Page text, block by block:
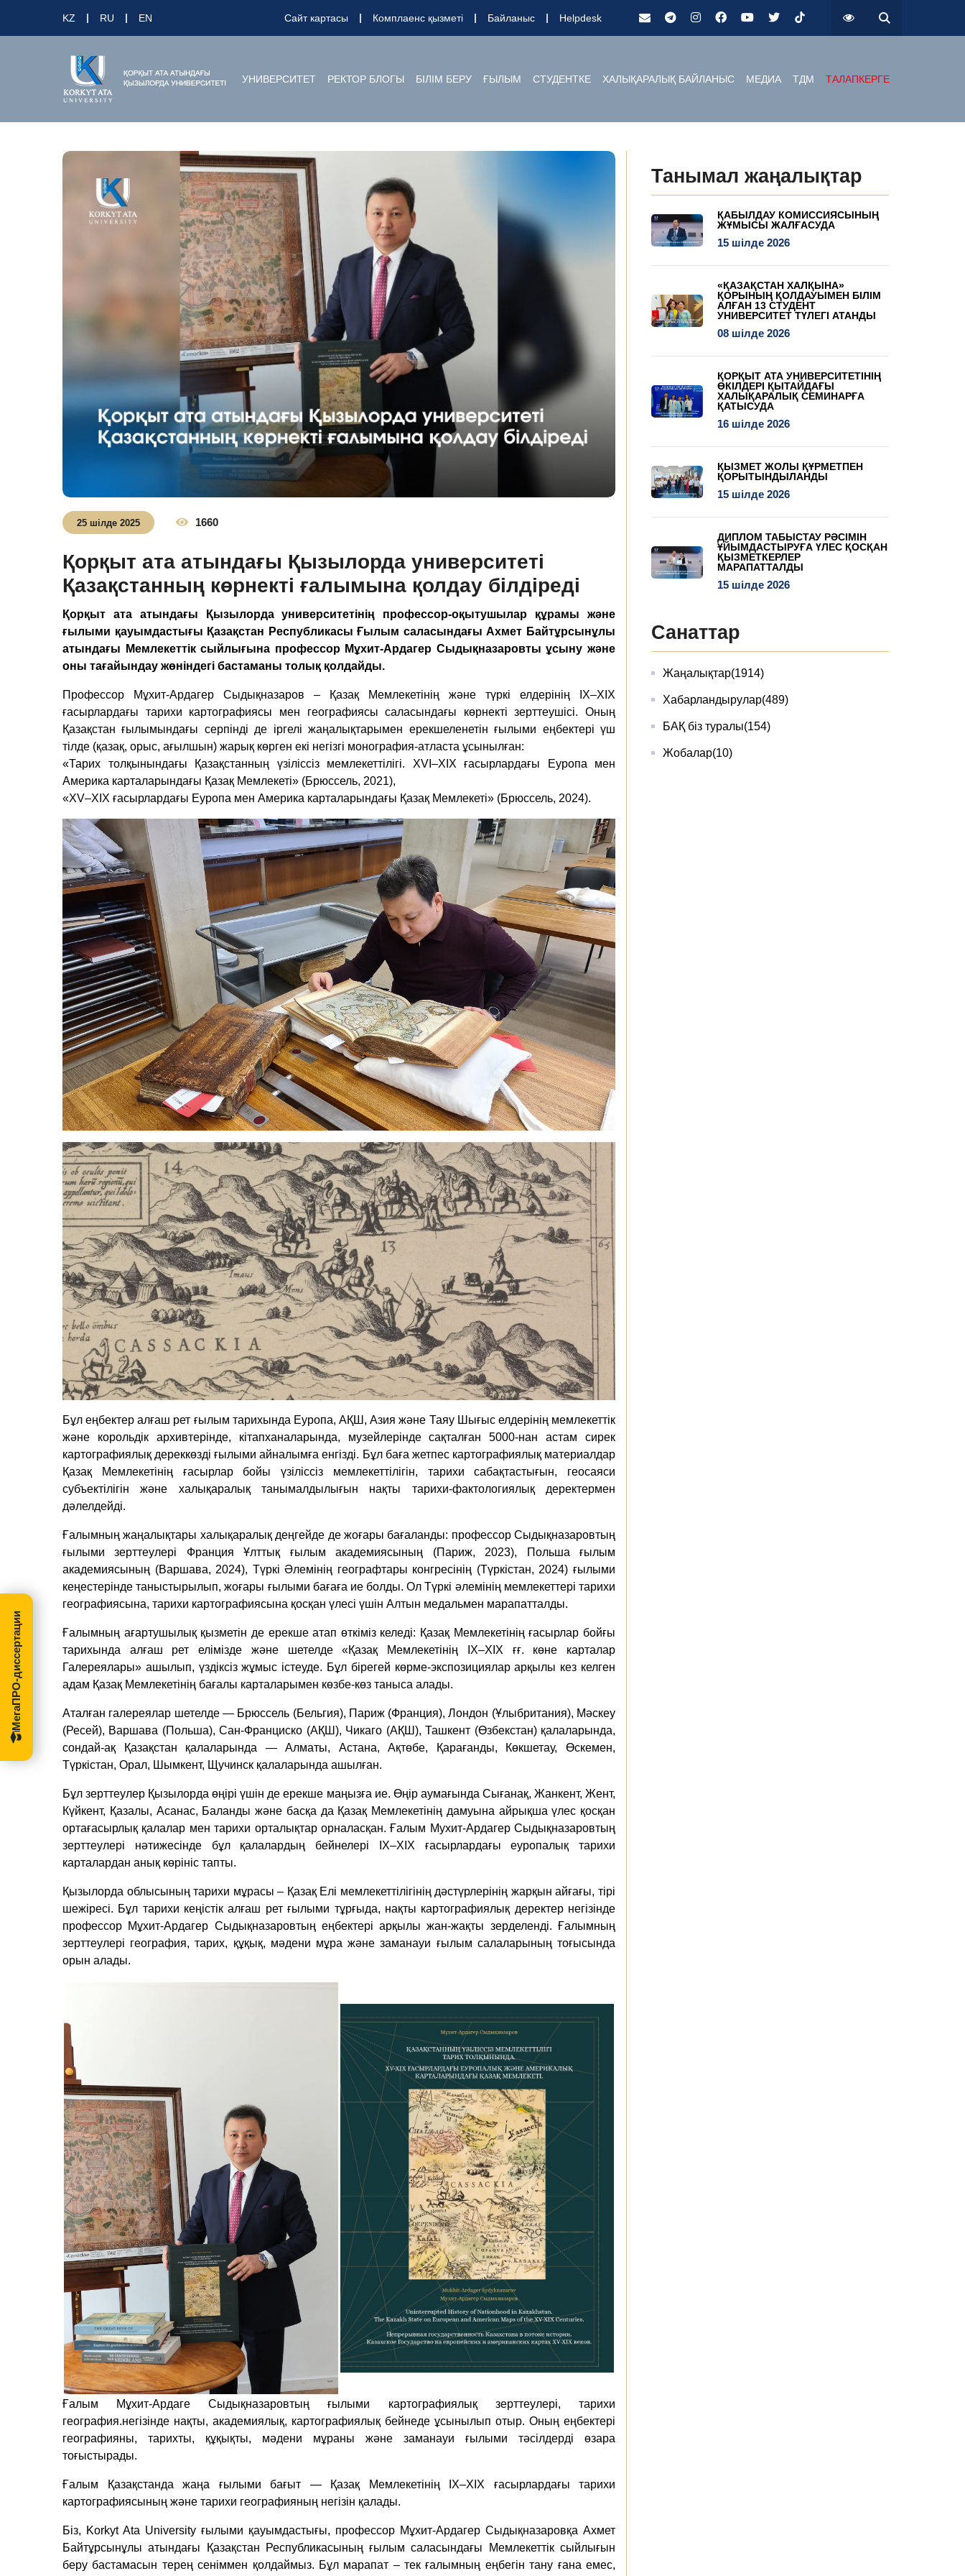
KZ RU EN Сайт картасы Комплаенс қызметі Байланыс Helpdesk
УНИВЕРСИТЕТ РЕКТОР БЛОГЫ БІЛІМ БЕРУ ҒЫЛЫМ СТУДЕНТКЕ ХАЛЫҚАРАЛЫҚ БАЙЛАНЫС МЕДИА ТДМ ТАЛАПКЕРГЕ
25 шілде 2025 1660
Қорқыт ата атындағы Қызылорда университеті
Қазақстанның көрнекті ғалымына қолдау білдіреді
Қорқыт ата атындағы Қызылорда университетінің профессор-оқытушылар құрамы және
ғылыми қауымдастығы Қазақстан Республикасы Ғылым саласындағы Ахмет Байтұрсынұлы
атындағы Мемлекеттік сыйлығына профессор Мұхит-Ардагер Сыдықназаровты ұсыну және
оны тағайындау жөніндегі бастаманы толық қолдайды.
Профессор Мұхит-Ардагер Сыдықназаров – Қазақ Мемлекетінің және түркі елдерінің IX–XIX
ғасырлардағы тарихи картографиясы мен географиясы саласындағы көрнекті зерттеушісі. Оның
Қазақстан ғылымындағы серпінді де іргелі жаңалықтарымен ерекшеленетін ғылыми еңбектері үш
тілде (қазақ, орыс, ағылшын) жарық көрген екі негізгі монография-атласта ұсынылған:
«Тарих толқынындағы Қазақстанның үзіліссіз мемлекеттілігі. XVI–XIX ғасырлардағы Еуропа мен
Америка карталарындағы Қазақ Мемлекеті» (Брюссель, 2021),
«XV–XIX ғасырлардағы Еуропа мен Америка карталарындағы Қазақ Мемлекеті» (Брюссель, 2024).
Бұл еңбектер алғаш рет ғылым тарихында Еуропа, АҚШ, Азия және Таяу Шығыс елдерінің мемлекеттік
және корольдік архивтерінде, кітапханаларында, музейлерінде сақталған 5000-нан астам сирек
картографиялық дереккөзді ғылыми айналымға енгізді. Бұл баға жетпес картографиялық материалдар
Қазақ Мемлекетінің ғасырлар бойы үзіліссіз мемлекеттілігін, тарихи сабақтастығын, геосаяси
субъектілігін және халықаралық танымалдылығын нақты тарихи-фактологиялық деректермен
дәлелдейді.
Ғалымның жаңалықтары халықаралық деңгейде де жоғары бағаланды: профессор Сыдықназаровтың
ғылыми зерттеулері Франция Ұлттық ғылым академиясының (Париж, 2023), Польша ғылым
академиясының (Варшава, 2024), Түркі Әлемінің географтары конгресінің (Түркістан, 2024) ғылыми
кеңестерінде таныстырылып, жоғары ғылыми бағаға ие болды. Ол Түркі әлемінің мемлекеттері тарихи
географиясына, тарихи картографиясына қосқан үлесі үшін Алтын медальмен марапатталды.
Ғалымның ағартушылық қызметін де ерекше атап өткіміз келеді: Қазақ Мемлекетінің ғасырлар бойғы
тарихында алғаш рет елімізде және шетелде «Қазақ Мемлекетінің IX–XIX ғғ. көне карталар
Галереялары» ашылып, үздіксіз жұмыс істеуде. Бұл бірегей көрме-экспозициялар арқылы кез келген
адам Қазақ Мемлекетінің бағалы карталарымен көзбе-көз таныса алады.
Аталған галереялар шетелде — Брюссель (Бельгия), Париж (Франция), Лондон (Ұлыбритания), Мәскеу
(Ресей), Варшава (Польша), Сан-Франциско (АҚШ), Чикаго (АҚШ), Ташкент (Өзбекстан) қалаларында,
сондай-ақ Қазақстан қалаларында — Алматы, Астана, Ақтөбе, Қарағанды, Көкшетау, Өскемен,
Түркістан, Орал, Шымкент, Щучинск қалаларында ашылған.
Бұл зерттеулер Қызылорда өңірі үшін де ерекше маңызға ие. Өңір аумағында Сығанақ, Жанкент, Жент,
Күйкент, Қазалы, Асанас, Баланды және басқа да Қазақ Мемлекетінің дамуына айрықша үлес қосқан
ортағасырлық қалалар мен тарихи орталықтар орналасқан. Ғалым Мухит-Ардагер Сыдықназаровтың
зерттеулері нәтижесінде бұл қалалардың бейнелері IX–XIX ғасырлардағы еуропалық тарихи
карталардан анық көрініс тапты.
Қызылорда облысының тарихи мұрасы – Қазақ Елі мемлекеттілігінің дәстүрлерінің жарқын айғағы, тірі
шежіресі. Бұл тарихи кеңістік алғаш рет ғылыми тұрғыда, нақты картографиялық деректер негізінде
профессор Мұхит-Ардагер Сыдықназаровтың еңбектері арқылы жан-жақты зерделенді. Ғалымның
зерттеулері география, тарих, құқық, мәдени мұра және заманауи ғылым салаларының тоғысында
орын алады.
Ғалым Мұхит-Ардаге Сыдықназаровтың ғылыми картографиялық зерттеулері, тарихи
география.негізінде нақты, академиялық, картографиялық бейнеде ұсынылып отыр. Оның еңбектері
географияны, тарихты, құқықты, мәдени мұраны және заманауи ғылыми тәсілдерді өзара
тоғыстырады.
Ғалым Қазақстанда жаңа ғылыми бағыт — Қазақ Мемлекетінің IX–XIX ғасырлардағы тарихи
картографиясының және тарихи географияның негізін қалады.
Біз, Korkyt Ata University ғылыми қауымдастығы, профессор Мұхит-Ардагер Сыдықназаровқа Ахмет
Байтұрсынұлы атындағы Қазақстан Республикасының ғылым саласындағы Мемлекеттік сыйлығын
беру бастамасын терең сеніммен қолдаймыз. Бұл марапат – тек ғалымның еңбегін тану ғана емес,
Танымал жаңалықтар
ҚАБЫЛДАУ КОМИССИЯСЫНЫҢ
ЖҰМЫСЫ ЖАЛҒАСУДА
15 шілде 2026
«ҚАЗАҚСТАН ХАЛҚЫНА»
ҚОРЫНЫҢ ҚОЛДАУЫМЕН БІЛІМ
АЛҒАН 13 СТУДЕНТ
УНИВЕРСИТЕТ ТҮЛЕГІ АТАНДЫ
08 шілде 2026
ҚОРҚЫТ АТА УНИВЕРСИТЕТІНІҢ
ӨКІЛДЕРІ ҚЫТАЙДАҒЫ
ХАЛЫҚАРАЛЫҚ СЕМИНАРҒА
ҚАТЫСУДА
16 шілде 2026
ҚЫЗМЕТ ЖОЛЫ ҚҰРМЕТПЕН
ҚОРЫТЫНДЫЛАНДЫ
15 шілде 2026
ДИПЛОМ ТАБЫСТАУ РӘСІМІН
ҰЙЫМДАСТЫРУҒА ҮЛЕС ҚОСҚАН
ҚЫЗМЕТКЕРЛЕР
МАРАПАТТАЛДЫ
15 шілде 2026
Санаттар
Жаңалықтар(1914)
Хабарландырулар(489)
БАҚ біз туралы(154)
Жобалар(10)
МегаПРО-диссертации